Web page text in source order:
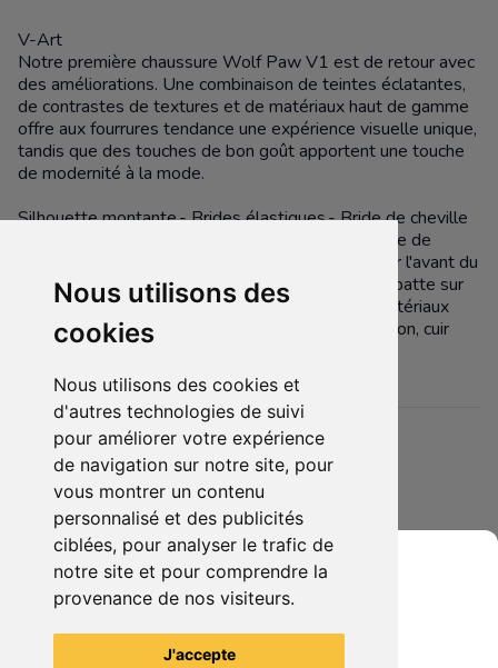
Nous utilisons des
cookies
Nous utilisons des cookies et
d'autres technologies de suivi
pour améliorer votre expérience
de navigation sur notre site, pour
vous montrer un contenu
personnalisé et des publicités
ciblées, pour analyser le trafic de
notre site et pour comprendre la
provenance de nos visiteurs.
J'accepte
Description
V-Art
Notre première chaussure Wolf Paw V1 est de retour avec
des améliorations. Une combinaison de teintes éclatantes,
de contrastes de textures et de matériaux haut de gamme
offre aux fourrures tendance une expérience visuelle unique,
tandis que des touches de bon goût apportent une touche
de modernité à la mode.
Silhouette montante.- Brides élastiques.- Bride de cheville
amovible.- Poche secrète sur la languette.- Boucle de
sangle réglable à dégagement rapide.- Pattes sur l'avant du
pied avec détails de griffes.- Motif empreinte de patte sur
la semelle extérieure.- Housse à vêtements.- Matériaux
non d'origine animale. Fabrication : caoutchouc, nylon, cuir
PU, coton, plastique. Ⓥ
Détails
Etat : 5 sur 5 étoiles
- Neuf emballé
Membres intéressés : 0 x
Mis en ligne le :
24/07/2025
Tags :
chaussure loup v-art red wolf dragon red
Grenier du Geek